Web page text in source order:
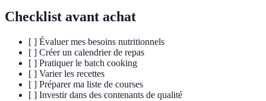
Checklist avant achat
[ ] Évaluer mes besoins nutritionnels
[ ] Créer un calendrier de repas
[ ] Pratiquer le batch cooking
[ ] Varier les recettes
[ ] Préparer ma liste de courses
[ ] Investir dans des contenants de qualité